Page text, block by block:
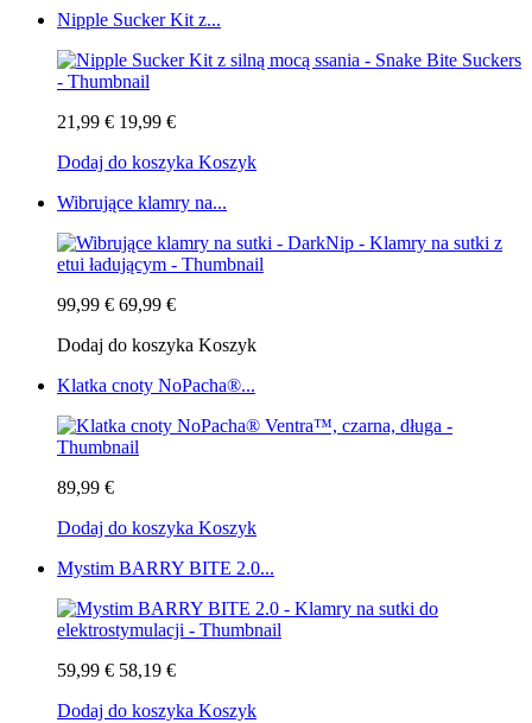
Nipple Sucker Kit z...
21,99 € 19,99 €
Dodaj do koszyka Koszyk
Wibrujące klamry na...
99,99 € 69,99 €
Dodaj do koszyka Koszyk
Klatka cnoty NoPacha®...
89,99 €
Dodaj do koszyka Koszyk
Mystim BARRY BITE 2.0...
59,99 € 58,19 €
Dodaj do koszyka Koszyk